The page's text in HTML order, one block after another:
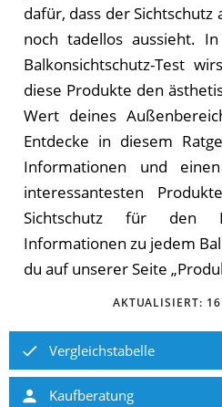
dafür, dass der Sichtschutz
noch tadellos aussieht.
Balkonsichtschutz-Test
diese Produkte den
Wert deines
Entdecke in diesem
Informationen und
interessantesten
Sichtschutz für den
Informationen zu jedem
du auf unserer Seite
AKTUALISIERT:
Vergleichstabelle
Kaufberatung